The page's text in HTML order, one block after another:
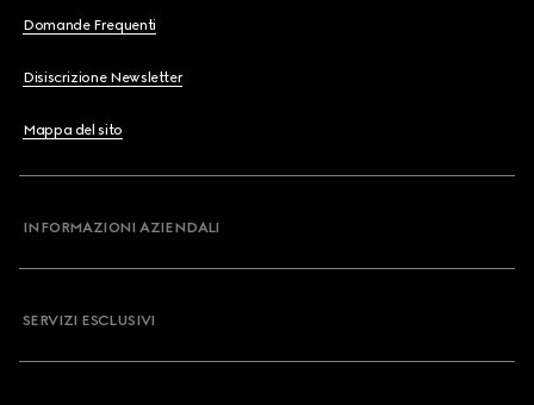
Domande Frequenti
Disiscrizione Newsletter
Mappa del sito
INFORMAZIONI AZIENDALI
SERVIZI ESCLUSIVI